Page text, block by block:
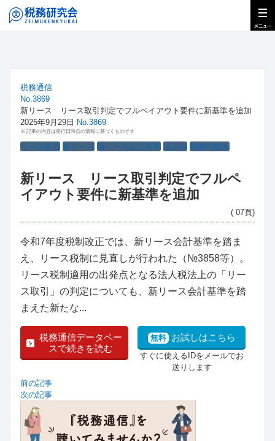
税務通信
No.3869
新リース リース取引判定でフルペイアウト要件に新基準を追加
2025年9月29日 No.3869
※ 記事の内容は発行日時点の情報に基づくものです
リース取引 新リース 新リース会計基準 法人税 税務の動向
新リース リース取引判定でフルペ
イアウト要件に新基準を追加
( 07頁)
令和7年度税制改正では、新リース会計基準を踏ま
え、リース税制に見直しが行われた（№3858等）。
リース税制適用の出発点となる法人税法上の「リー
ス取引」の判定についても、新リース会計基準を踏
まえた新たな...
税務通信データベー
スで続きを読む
無料 お試しはこちら
すぐに使えるIDをメールでお
送りします
前の記事
次の記事